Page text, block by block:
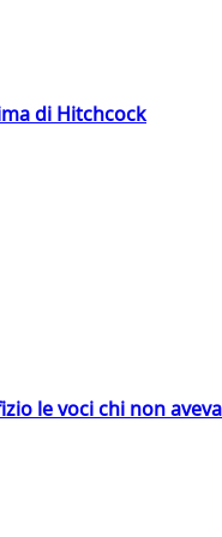
di Hitchcock
le voci chi non